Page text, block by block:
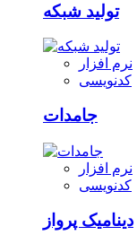
تولید شبکه
نرم افزار
کدنویسی
جامدات
نرم افزار
کدنویسی
دینامیک پرواز